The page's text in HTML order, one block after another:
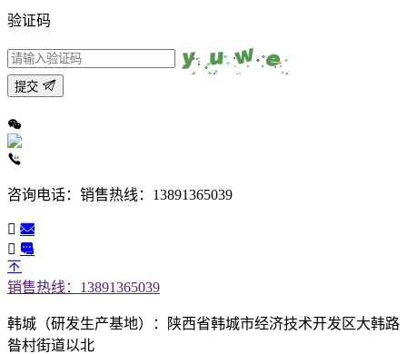
验证码
提交
咨询电话： 销售热线：13891365039
销售热线：13891365039
韩城（研发生产基地）：陕西省韩城市经济技术开发区大韩路
昝村街道以北